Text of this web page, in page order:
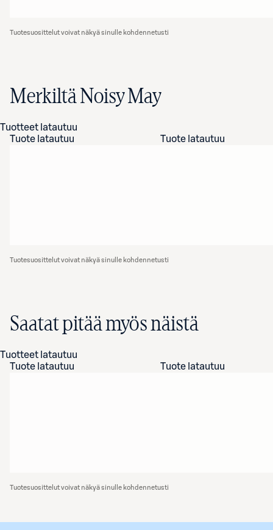
Tuotesuosittelut voivat näkyä sinulle kohdennetusti
Merkiltä Noisy May
Tuotteet latautuu
Tuote latautuu
Tuote latautuu
Tuotesuosittelut voivat näkyä sinulle kohdennetusti
Saatat pitää myös näistä
Tuotteet latautuu
Tuote latautuu
Tuote latautuu
Tuotesuosittelut voivat näkyä sinulle kohdennetusti